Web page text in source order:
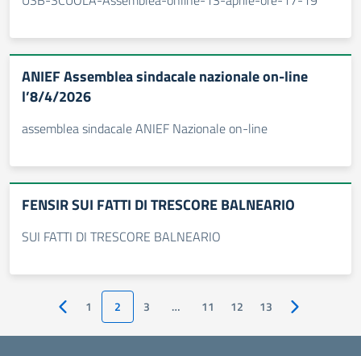
ANIEF Assemblea sindacale nazionale on-line
l’8/4/2026
assemblea sindacale ANIEF Nazionale on-line
FENSIR SUI FATTI DI TRESCORE BALNEARIO
SUI FATTI DI TRESCORE BALNEARIO
Pagina precedente
1 2 3 … 11 12 13 Pagina